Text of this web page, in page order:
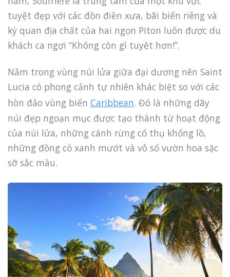
tuyệt đẹp với các đồn điền xưa, bãi biển riêng và
kỳ quan địa chất của hai ngọn Piton luôn được du
khách ca ngợi “Không còn gì tuyệt hơn!”.
Nằm trong vùng núi lửa giữa đại dương nên Saint
Lucia có phong cảnh tự nhiên khác biệt so với các
hòn đảo vùng biển Caribbean. Đó là những dãy
núi đẹp ngoạn mục được tạo thành từ hoạt động
của núi lửa, những cánh rừng cổ thụ khổng lồ,
những đồng cỏ xanh mướt và vô số vườn hoa sặc
sỡ sắc màu.